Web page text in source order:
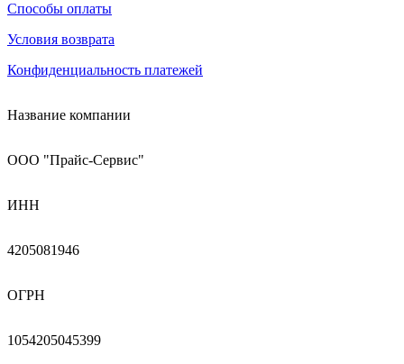
Способы оплаты
Условия возврата
Конфиденциальность платежей
Название компании
ООО "Прайс-Сервис"
ИНН
4205081946
ОГРН
1054205045399